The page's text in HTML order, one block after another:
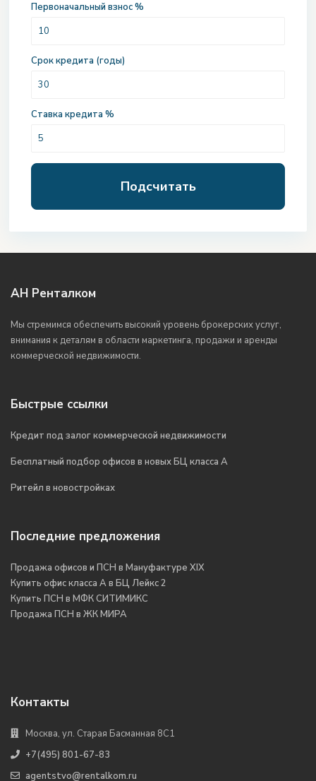
Первоначальный взнос %
Срок кредита (годы)
Ставка кредита %
Подсчитать
АН Ренталком
Мы стремимся обеспечить высокий уровень брокерских услуг,
внимания к деталям в области маркетинга, продажи и аренды
коммерческой недвижимости.
Быстрые ссылки
Кредит под залог коммерческой недвижимости
Бесплатный подбор офисов в новых БЦ класса А
Ритейл в новостройках
Последние предложения
Продажа офисов и ПСН в Мануфактуре XIX
Купить офис класса А в БЦ Лейкс 2
Купить ПСН в МФК СИТИМИКС
Продажа ПСН в ЖК МИРА
Контакты
Москва, ул. Старая Басманная 8С1
+7(495) 801-67-83
agentstvo@rentalkom.ru